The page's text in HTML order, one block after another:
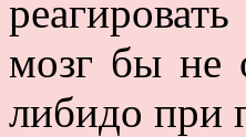
мозг бы не
либидо при